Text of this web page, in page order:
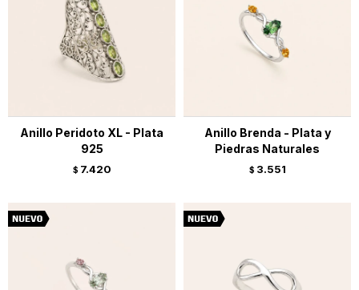
Anillo Peridoto XL - Plata
925
$ 7.420
Anillo Brenda - Plata y
Piedras Naturales
$ 3.551